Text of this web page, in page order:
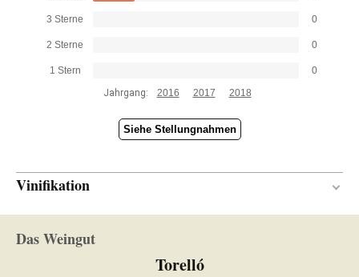
3 Sterne 0
2 Sterne 0
1 Stern
0
Jahrgang:
2016 2017 2018
Siehe Stellungnahmen
Vinifikation
Das Weingut
Torelló